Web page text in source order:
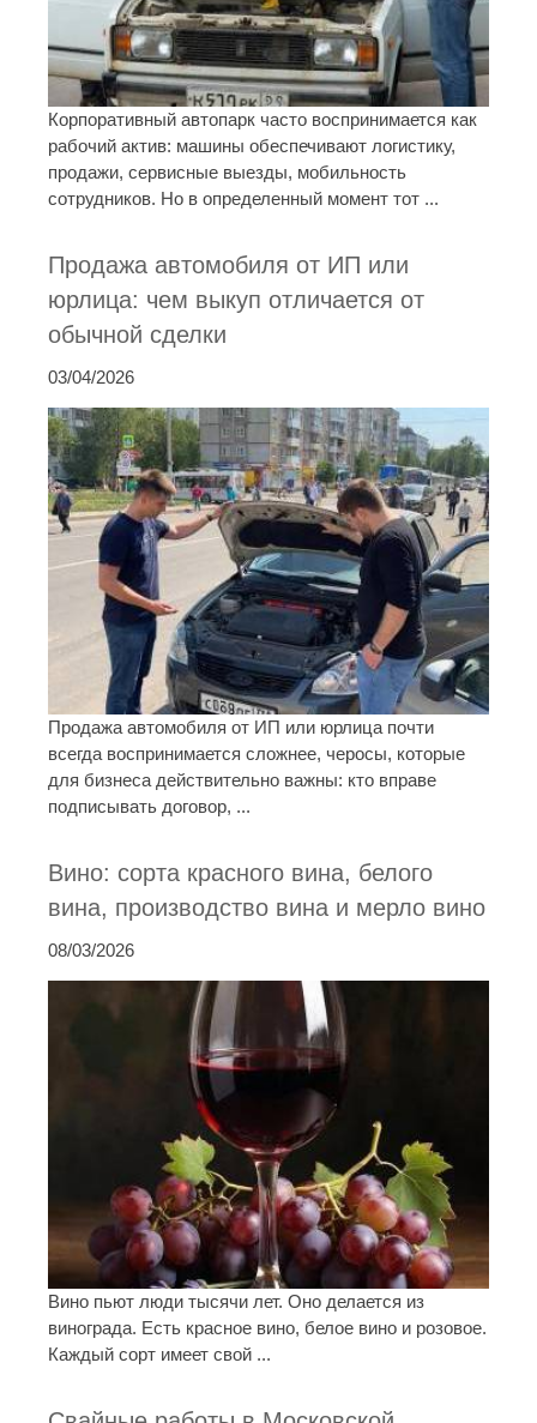
Корпоративный автопарк часто воспринимается как
рабочий актив: машины обеспечивают логистику,
продажи, сервисные выезды, мобильность
сотрудников. Но в определенный момент тот ...
Продажа автомобиля от ИП или
юрлица: чем выкуп отличается от
обычной сделки
03/04/2026
Продажа автомобиля от ИП или юрлица почти
всегда воспринимается сложнее, черосы, которые
для бизнеса действительно важны: кто вправе
подписывать договор, ...
Вино: сорта красного вина, белого
вина, производство вина и мерло вино
08/03/2026
Вино пьют люди тысячи лет. Оно делается из
винограда. Есть красное вино, белое вино и розовое.
Каждый сорт имеет свой ...